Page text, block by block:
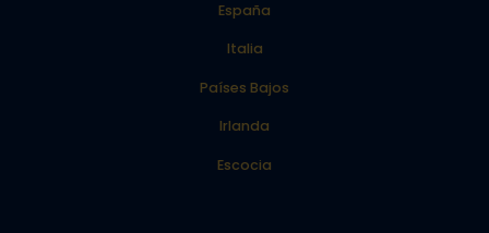
España
Italia
Países Bajos
Irlanda
Escocia